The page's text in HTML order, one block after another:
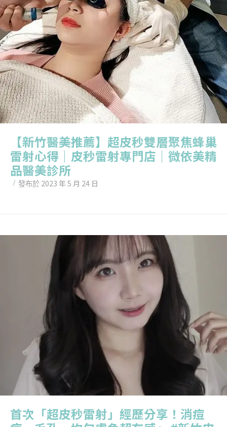
【新竹醫美推薦】超皮秒雙層聚焦蜂巢
雷射心得｜皮秒雷射專門店｜微依美精
品醫美診所
發布於 2023 年 5 月 24 日
首次「超皮秒雷射」經歷分享！消痘